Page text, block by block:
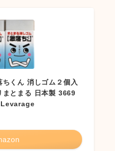
ちくん 消しゴム２個入
とまる 日本製 3669
Levarage